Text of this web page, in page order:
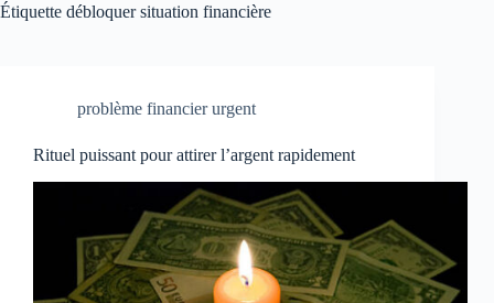
Étiquette débloquer situation financière
problème financier urgent
Rituel puissant pour attirer l’argent rapidement